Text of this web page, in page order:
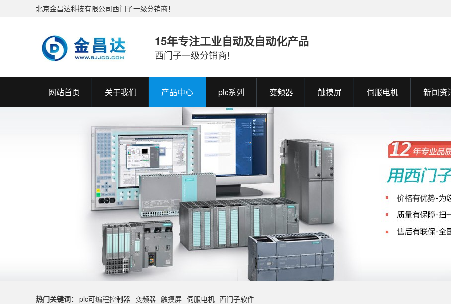
北京金昌达科技有限公司西门子一级分销商！
15年专注工业自动及自动化产品
西门子一级分销商！
网站首页 关于我们 产品中心 plc系列 变频器 触摸屏 伺服电机 新闻资
热门关键词： plc可编程控制器 变频器 触摸屏 伺服电机 西门子软件